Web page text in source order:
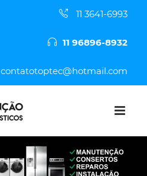
11 3641-6993
11 96896-8932
contatotoptec@hotmail.com